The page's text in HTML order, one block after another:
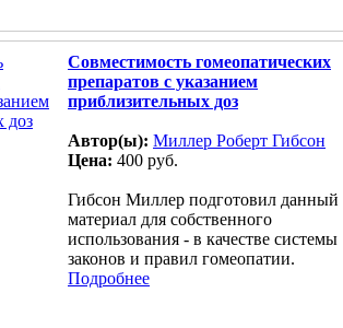
Совместимость гомеопатических
препаратов с указанием
приблизительных доз
Автор(ы): Миллер Роберт Гибсон
Цена: 400 руб.
Гибсон Миллер подготовил данный
материал для собственного
использования - в качестве системы
законов и правил гомеопатии.
Подробнее